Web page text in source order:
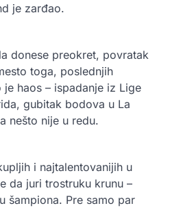
je zarđao.
donese preokret, povratak
toga, poslednjih
haos – ispadanje iz Lige
gubitak bodova u La
nešto nije u redu.
i najtalentovanijih u
da juri trostruku krunu –
šampiona. Pre samo par